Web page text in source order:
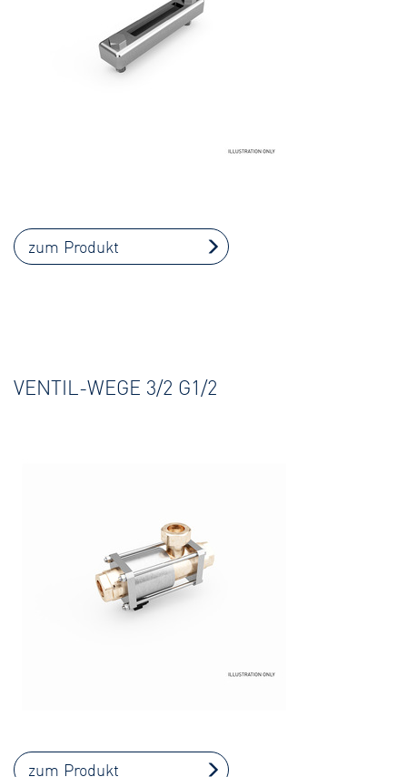
zum Produkt
VENTIL-WEGE 3/2 G1/2
zum Produkt